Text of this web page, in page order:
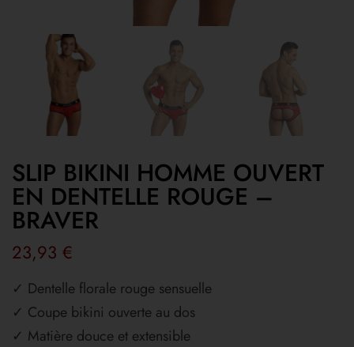
SLIP BIKINI HOMME OUVERT
EN DENTELLE ROUGE –
BRAVER
23,93 €
✓ Dentelle florale rouge sensuelle
✓ Coupe bikini ouverte au dos
✓ Matière douce et extensible